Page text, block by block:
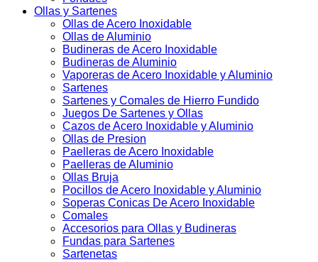
Ollas y Sartenes
Ollas de Acero Inoxidable
Ollas de Aluminio
Budineras de Acero Inoxidable
Budineras de Aluminio
Vaporeras de Acero Inoxidable y Aluminio
Sartenes
Sartenes y Comales de Hierro Fundido
Juegos De Sartenes y Ollas
Cazos de Acero Inoxidable y Aluminio
Ollas de Presion
Paelleras de Acero Inoxidable
Paelleras de Aluminio
Ollas Bruja
Pocillos de Acero Inoxidable y Aluminio
Soperas Conicas De Acero Inoxidable
Comales
Accesorios para Ollas y Budineras
Fundas para Sartenes
Sartenetas